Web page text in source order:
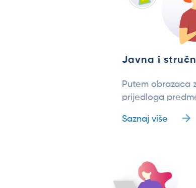
Javna i
Putem obrazaca
prijedloga
Saznaj više